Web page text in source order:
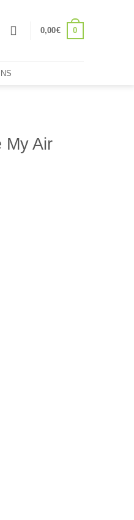
0,00€ 0
My Air